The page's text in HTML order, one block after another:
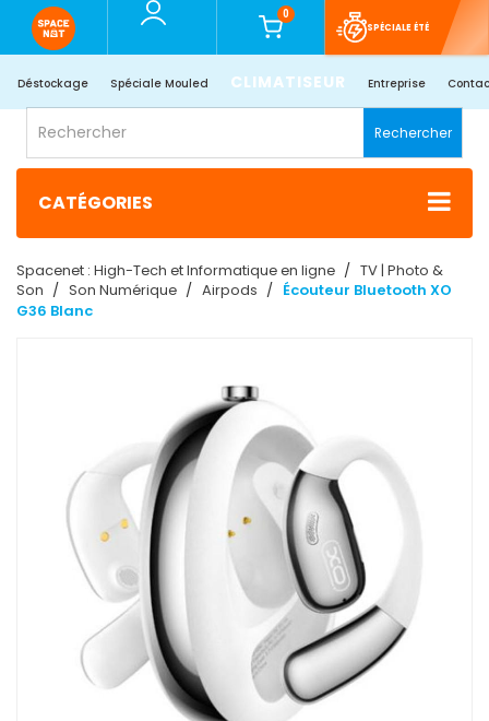
0
SPÉCIALE ÉTÉ
Déstockage Spéciale Mouled CLIMATISEUR Entreprise
Rechercher
CATÉGORIES
Spacenet : High-Tech et Informatique en ligne
TV | Photo &
Son
Son Numérique Airpods
Écouteur Bluetooth XO
G36 Blanc